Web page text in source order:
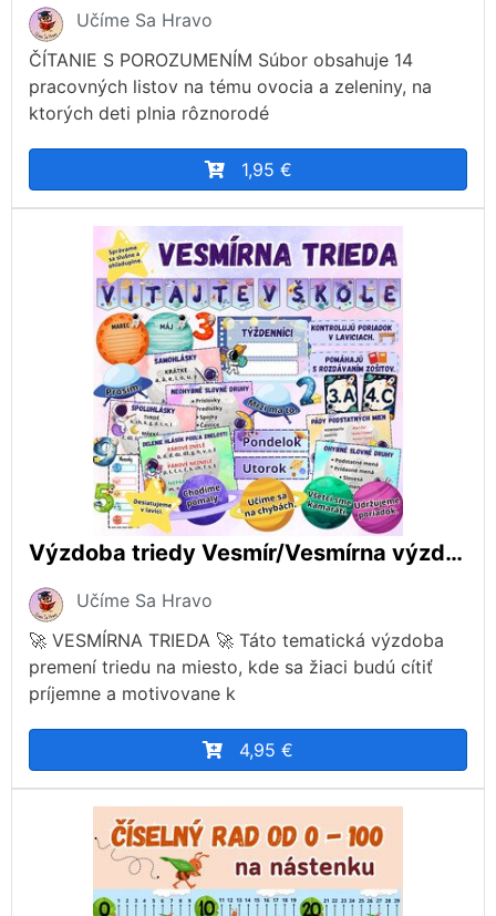
Učíme Sa Hravo
ČÍTANIE S POROZUMENÍM Súbor obsahuje 14
pracovných listov na tému ovocia a zeleniny, na
ktorých deti plnia rôznorodé
1,95 €
Výzdoba triedy Vesmír/Vesmírna výzdoba
Učíme Sa Hravo
🚀 VESMÍRNA TRIEDA 🚀 Táto tematická výzdoba
premení triedu na miesto, kde sa žiaci budú cítiť
príjemne a motivovane k
4,95 €